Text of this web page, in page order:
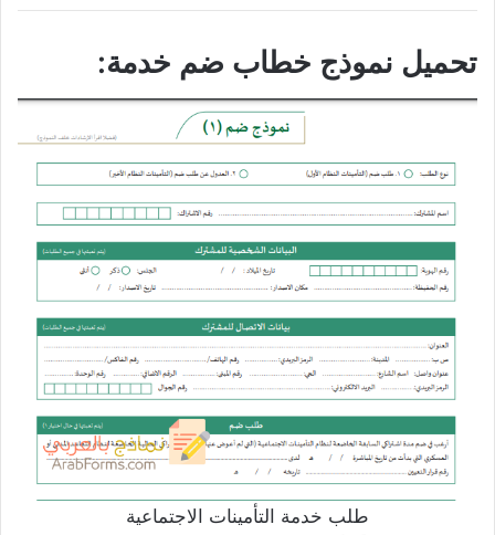
تحميل نموذج خطاب ضم خدمة:
طلب خدمة التأمينات الاجتماعية